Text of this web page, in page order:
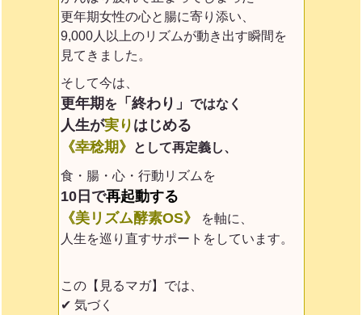
更年期女性の心と腸に寄り添い、
9,000人以上のリズムが動き出す瞬間を
見てきました。
そして今は、
更年期を「終わり」 ではなく
人生が実り はじめる
《幸稔期》
として再定義し、
食・腸・心・行動リズムを
10日で再起動する
《美リズム酵素OS》
を軸に、
人生を巡り直すサポートをしています。
この【見るマガ】では、
✔ 気づく